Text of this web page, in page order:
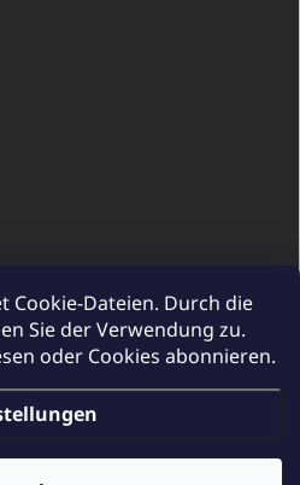
Cookie-Dateien. Durch die
Sie der Verwendung zu.
oder Cookies abonnieren.
UNICATO.at UNICATO.hu
UNICATOshop.de
. Alle Rechte vorbehalten.Cookie-